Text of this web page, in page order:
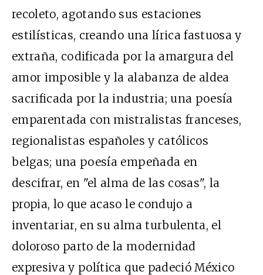
recoleto, agotando sus estaciones
estilísticas, creando una lírica fastuosa y
extraña, codificada por la amargura del
amor imposible y la alabanza de aldea
sacrificada por la industria; una poesía
emparentada con mistralistas franceses,
regionalistas españoles y católicos
belgas; una poesía empeñada en
descifrar, en "el alma de las cosas", la
propia, lo que acaso le condujo a
inventariar, en su alma turbulenta, el
doloroso parto de la modernidad
expresiva y política que padeció México